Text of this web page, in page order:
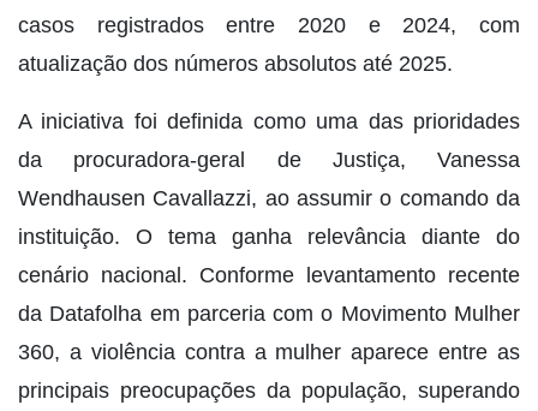
casos registrados entre 2020 e 2024, com
atualização dos números absolutos até 2025.
A iniciativa foi definida como uma das prioridades
da procuradora-geral de Justiça, Vanessa
Wendhausen Cavallazzi, ao assumir o comando da
instituição. O tema ganha relevância diante do
cenário nacional. Conforme levantamento recente
da Datafolha em parceria com o Movimento Mulher
360, a violência contra a mulher aparece entre as
principais preocupações da população, superando